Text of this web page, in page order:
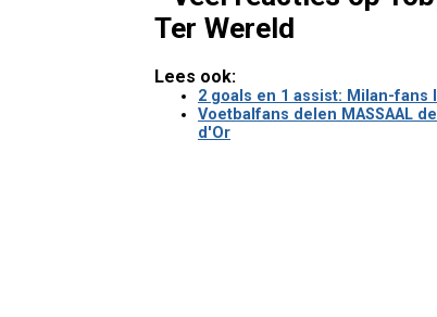
Lees ook:
2 goals en 1 assist: Milan-fans
Voetbalfans delen MASSAAL
d'Or